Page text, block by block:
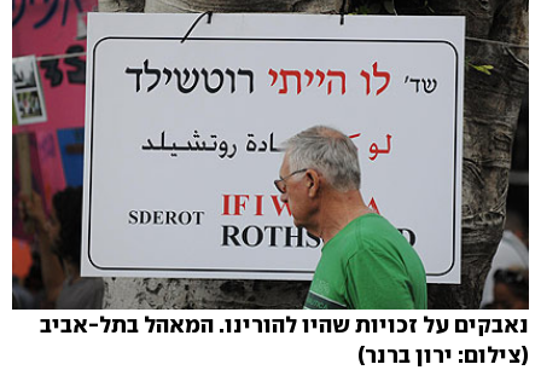
נאבקים על זכויות שהיו להורינו. המאהל בתל-אביב
(צילום: ירון ברנר)